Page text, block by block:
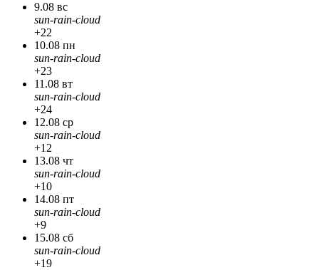
9.08 вс
sun-rain-cloud
+22
10.08 пн
sun-rain-cloud
+23
11.08 вт
sun-rain-cloud
+24
12.08 ср
sun-rain-cloud
+12
13.08 чт
sun-rain-cloud
+10
14.08 пт
sun-rain-cloud
+9
15.08 сб
sun-rain-cloud
+19